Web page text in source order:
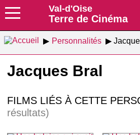
Val-d'Oise
Terre de Cinéma
Personnalités
Jacques Bral
FILMS LIÉS À CETTE
résultats)